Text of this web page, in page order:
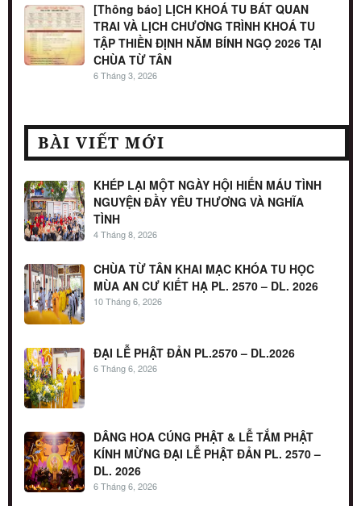
[Thông báo] LỊCH KHOÁ TU BÁT QUAN
TRAI VÀ LỊCH CHƯƠNG TRÌNH KHOÁ TU
TẬP THIỀN ĐỊNH NĂM BÍNH NGỌ 2026 TẠI
CHÙA TỪ TÂN
6 Tháng 3, 2026
BÀI VIẾT MỚI
KHÉP LẠI MỘT NGÀY HỘI HIẾN MÁU TÌNH
NGUYỆN ĐẦY YÊU THƯƠNG VÀ NGHĨA
TÌNH
4 Tháng 8, 2026
CHÙA TỪ TÂN KHAI MẠC KHÓA TU HỌC
MÙA AN CƯ KIẾT HẠ PL. 2570 – DL. 2026
10 Tháng 6, 2026
ĐẠI LỄ PHẬT ĐẢN PL.2570 – DL.2026
6 Tháng 6, 2026
DÂNG HOA CÚNG PHẬT & LỄ TẮM PHẬT
KÍNH MỪNG ĐẠI LỄ PHẬT ĐẢN PL. 2570 –
DL. 2026
6 Tháng 6, 2026